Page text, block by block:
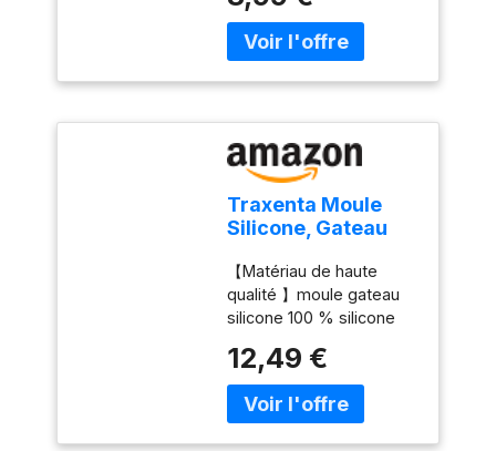
réutilisable Résistant à la
chaleur jusqu'à 450 & #
manipulation facile à
nettoyer pour éviter
toute tache et odeur
résistant, passe au lave-
vaisselle Dimensions
standard : chaque tasse
haut : 7 cm diamètre bas :
4,4 cm
Traxenta Moule
Silicone, Gateau
Silicone Moules
Ronds, Ensemble
de Quatre Pièces
Moule à Pâtisserie
Layer Cake, Anti-
Fuite Antiadhésif
Patisserie Gâteau,
Gateau Enfant de
【Matériau de haute
qualité 】moule gateau
silicone 100 % silicone
matériau en silicone est
non toxique, inodore,
respectueux de
12,49 €